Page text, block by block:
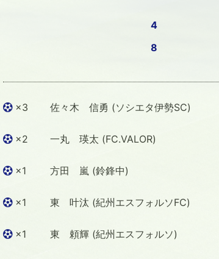
4
8
佐々木 信勇 (ソシエタ伊勢SC)
×3
一丸 瑛太 (FC.VALOR)
×2
方田 嵐 (鈴鋒中)
×1
東 叶汰 (紀州エスフォルソFC)
×1
東 頼輝 (紀州エスフォルソ)
×1